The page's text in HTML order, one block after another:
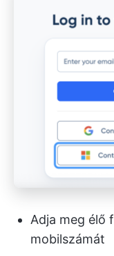
Adja meg élő
mobilszámát